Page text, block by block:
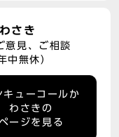
さき
意見、ご相談
中無休）
キューコールか
わさきの
ージを見る